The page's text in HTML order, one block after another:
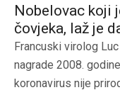
Nobelovac koji
čovjeka, laž je
Francuski virolog
nagrade 2008.
koronavirus nije